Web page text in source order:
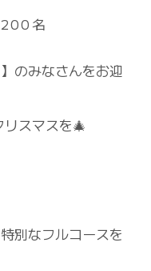
名
のみなさんをお迎
スマスを🎄
別なフルコースを